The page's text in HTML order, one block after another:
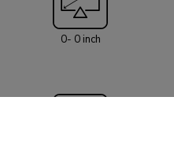
0- 0 inch